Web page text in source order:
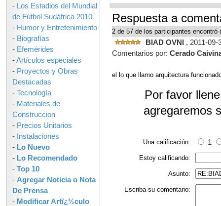
Respuesta a
2 de 57 de los participantes
BIAD OVNI , 2011-09-
Comentarios por: Cerado
el lo que llamo arquitectura
Por favor
agregaremos
Una calificación: 1
Estoy calificando:
Asunto:
Escriba su comentario:
- Los Estadios del Mundial
de Fútbol Sudáfrica 2010
- Humor y Entretenimiento
- Biografías
- Efemérides
-Artículos especiales
- Proyectos y Obras
Destacadas
- Tecnología
- Materiales de
Construccion
- Precios Unitarios
- Instalaciones
- Lo Nuevo
- Lo Recomendado
- Top 10
- Agregar Noticia o Nota
De Prensa
- Modificar Artï¿½culo